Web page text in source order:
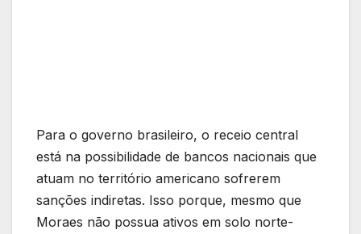
Para o governo brasileiro, o receio central
está na possibilidade de bancos nacionais que
atuam no território americano sofrerem
sanções indiretas. Isso porque, mesmo que
Moraes não possua ativos em solo norte-